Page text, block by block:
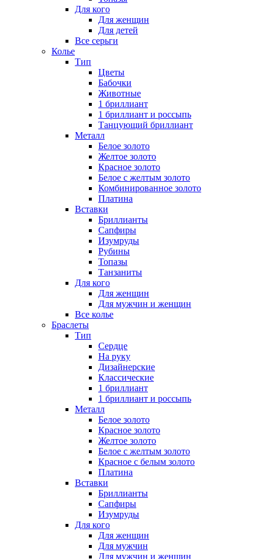
Для кого
Для женщин
Для детей
Все серьги
Колье
Тип
Цветы
Бабочки
Животные
1 бриллиант
1 бриллиант и россыпь
Танцующий бриллиант
Металл
Белое золото
Желтое золото
Красное золото
Белое с желтым золото
Комбинированное золото
Платина
Вставки
Бриллианты
Сапфиры
Изумруды
Рубины
Топазы
Танзаниты
Для кого
Для женщин
Для мужчин и женщин
Все колье
Браслеты
Тип
Сердце
На руку
Дизайнерские
Классические
1 бриллиант
1 бриллиант и россыпь
Металл
Белое золото
Красное золото
Желтое золото
Белое с желтым золото
Красное с белым золото
Платина
Вставки
Бриллианты
Сапфиры
Изумруды
Для кого
Для женщин
Для мужчин
Для мужчин и женщин